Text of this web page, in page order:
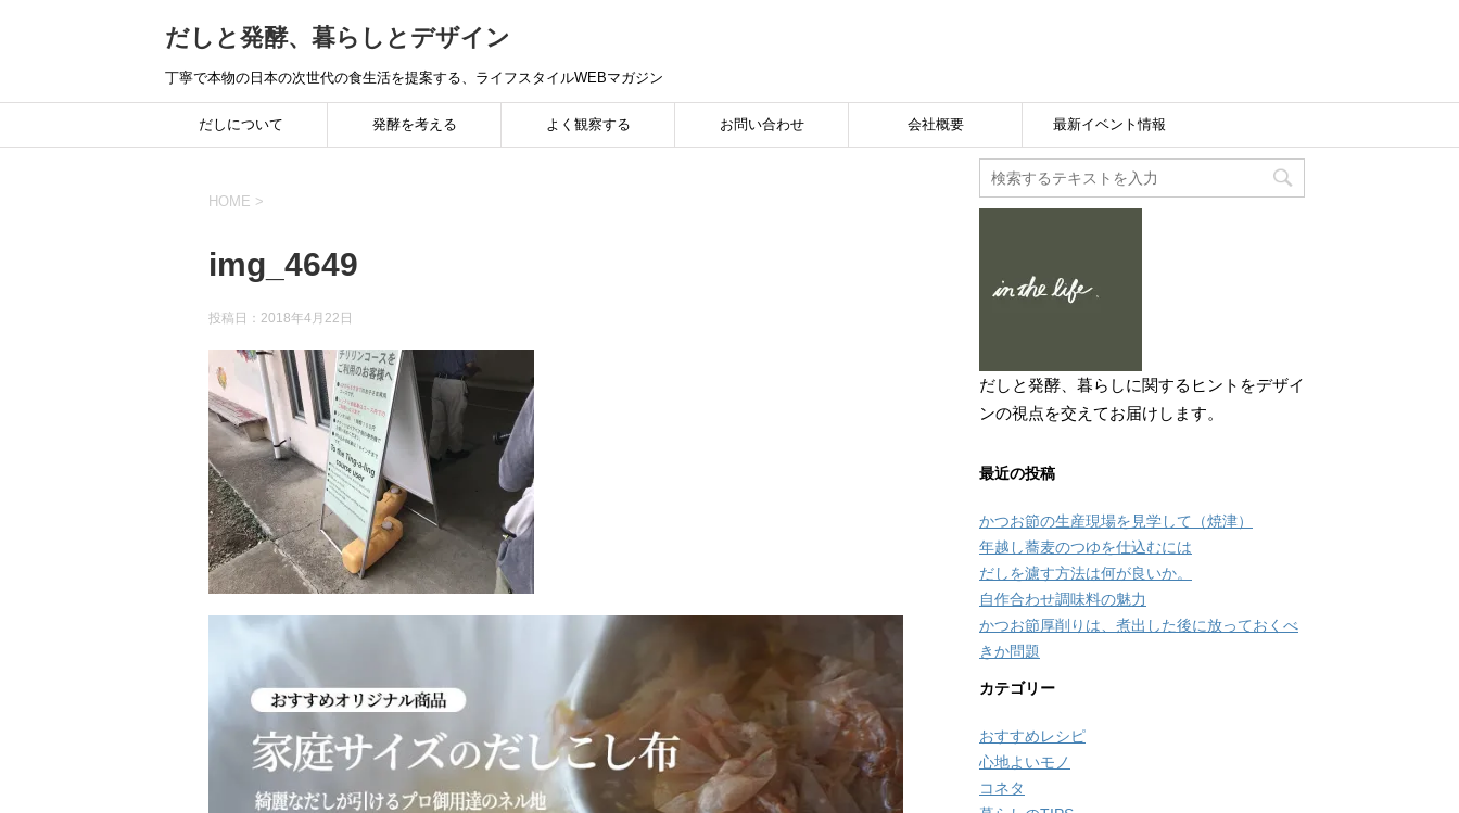
だしと発酵、暮らしとデザイン
丁寧で本物の日本の次世代の食生活を提案する、ライフスタイルWEBマガジン
だしについて 発酵を考える よく観察する お問い合わせ 会社概要 最新イベント情報
HOME >
img_4649
投稿日： 2018年4月22日
だしと発酵、暮らしに関するヒントをデザイ
ンの視点を交えてお届けします。
最近の投稿
かつお節の生産現場を見学して（焼津）
年越し蕎麦のつゆを仕込むには
だしを濾す方法は何が良いか。
自作合わせ調味料の魅力
かつお節厚削りは、煮出した後に放っておくべ
きか問題
カテゴリー
おすすめレシピ
心地よいモノ
コネタ